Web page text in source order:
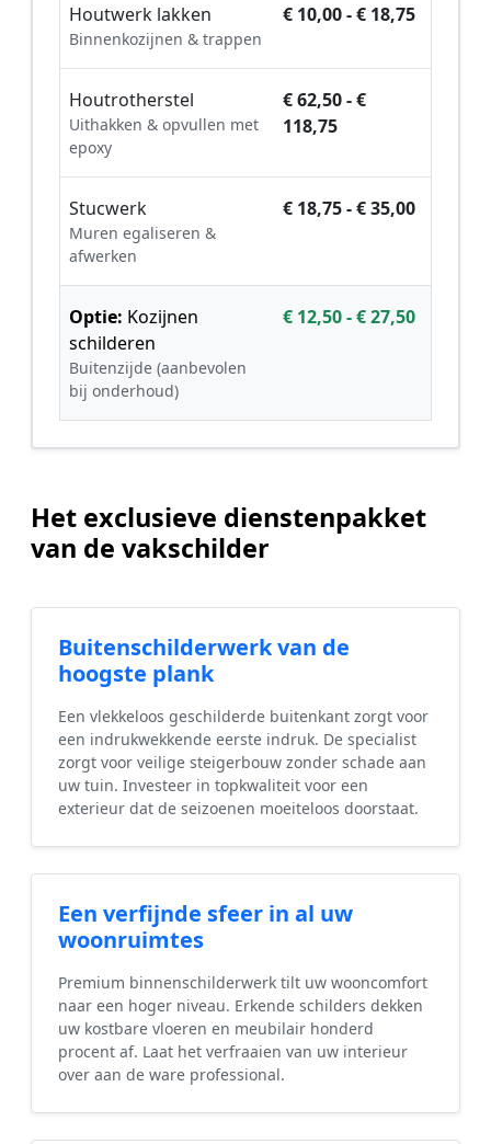
Houtwerk lakken
Binnenkozijnen & trappen
€ 10,00 - € 18,75
Houtrotherstel
Uithakken & opvullen met
epoxy
€ 62,50 - €
118,75
Stucwerk
Muren egaliseren &
afwerken
€ 18,75 - € 35,00
Optie: Kozijnen
schilderen
Buitenzijde (aanbevolen
bij onderhoud)
€ 12,50 - € 27,50
Het exclusieve dienstenpakket
van de vakschilder
Buitenschilderwerk van de
hoogste plank
Een vlekkeloos geschilderde buitenkant zorgt voor
een indrukwekkende eerste indruk. De specialist
zorgt voor veilige steigerbouw zonder schade aan
uw tuin. Investeer in topkwaliteit voor een
exterieur dat de seizoenen moeiteloos doorstaat.
Een verfijnde sfeer in al uw
woonruimtes
Premium binnenschilderwerk tilt uw wooncomfort
naar een hoger niveau. Erkende schilders dekken
uw kostbare vloeren en meubilair honderd
procent af. Laat het verfraaien van uw interieur
over aan de ware professional.